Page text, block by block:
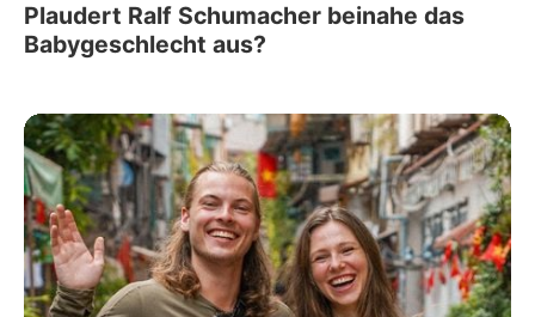
Plaudert Ralf Schumacher beinahe das
Babygeschlecht aus?